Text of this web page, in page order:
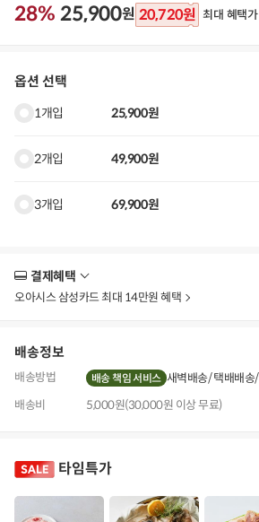
28% 25,900원 20,720원 최대 혜택가
옵션 선택
1개입 25,900원
2개입 49,900원
3개입 69,900원
결제혜택
보
오아시스 삼성카드 최대 14만원 혜택
배송정보
배송방법 배송 책임 서비스 새벽배송 택배배송
배송비
5,000원(30,000원 이상 무료)
타임특가